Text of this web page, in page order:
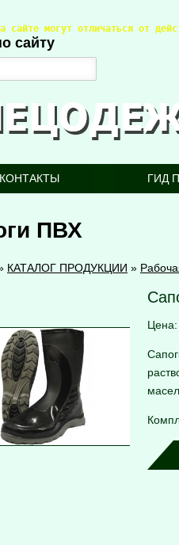
сайту
сайте могут отличаться от
КОНТАКТЫ ГИД
ПВХ
КАТАЛОГ ПРОДУКЦИИ »
Цена: